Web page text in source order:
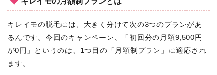
キレイモの脱毛には、大きく分けて次の3つのプランがあ
るんです。今回のキャンペーン、「初回分の月額9,500円
が0円」というのは、1つ目の「月額制プラン」に適応され
ます。